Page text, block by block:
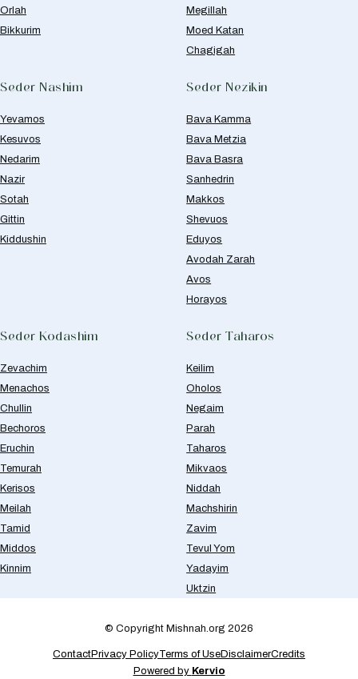
Orlah
Bikkurim
Megillah
Moed Katan
Chagigah
Seder Nashim
Yevamos
Kesuvos
Nedarim
Nazir
Sotah
Gittin
Kiddushin
Seder Nezikin
Bava Kamma
Bava Metzia
Bava Basra
Sanhedrin
Makkos
Shevuos
Eduyos
Avodah Zarah
Avos
Horayos
Seder Kodashim
Zevachim
Menachos
Chullin
Bechoros
Eruchin
Temurah
Kerisos
Meilah
Tamid
Middos
Kinnim
Seder Taharos
Keilim
Oholos
Negaim
Parah
Taharos
Mikvaos
Niddah
Machshirin
Zavim
Tevul Yom
Yadayim
Uktzin
© Copyright Mishnah.org 2026
ContactPrivacy PolicyTerms of UseDisclaimerCredits
Powered by Kervio